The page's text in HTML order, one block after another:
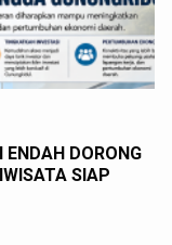
DORONG
SIAP